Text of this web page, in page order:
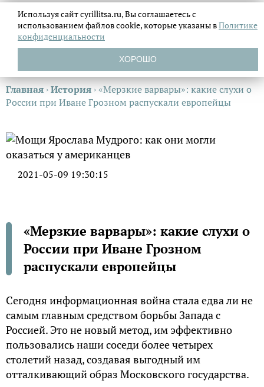
Главная ›История ›«Мерзкие варвары»: какие слухи о
России при Иване Грозном распускали европейцы
2021-05-09 19:30:15
«Мерзкие варвары»: какие слухи о
России при Иване Грозном
распускали европейцы
Сегодня информационная война стала едва ли не
самым главным средством борьбы Запада с
Россией. Это не новый метод, им эффективно
пользовались наши соседи более четырех
столетий назад, создавая выгодный им
отталкивающий образ Московского государства.
Используя сайт cyrillitsa.ru, Вы соглашаетесь с
использованием файловcookie, которые указаны вПолитике
конфиденциальности
ХОРОШО